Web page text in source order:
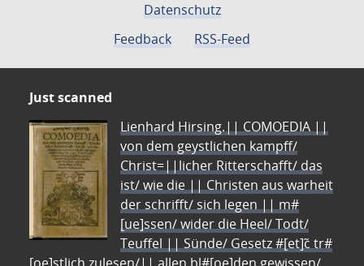
Datenschutz
Feedback
RSS-Feed
Just scanned
Lienhard Hirsing.|| COMOEDIA ||
von dem geystlichen kampff/
Christ=||licher Ritterschafft/ das
ist/ wie die || Christen aus warheit
der schrifft/ sich legen || m#
[ue]ssen/ wider die Heel/ Todt/
Teuffel || Sünde/ Gesetz #[et]c̃ tr#